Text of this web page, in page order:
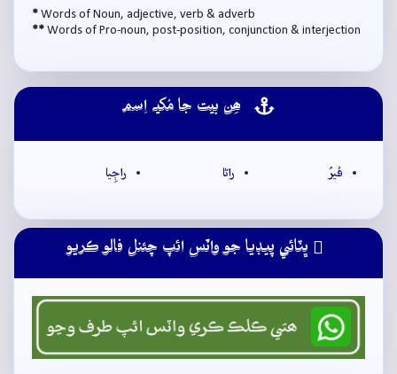
* Words of Noun, adjective, verb & adverb
** Words of Pro-noun, post-position, conjunction & interjection
ھِن بيت جا مُکيہ اِسم
ڦيرُ راڻا راڄِيا
ڀٽائي پيڊيا جو واٽس ائپ چئنل فالو ڪريو